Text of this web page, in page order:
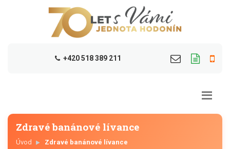
+420 518 389 211
Zdravé banánové lívance
Úvod Zdravé banánové lívance